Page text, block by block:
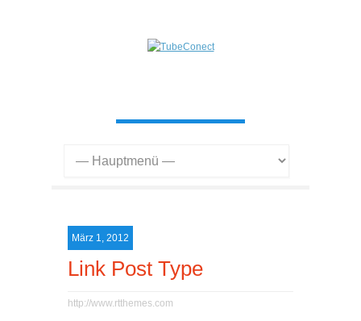
März 1, 2012
Link Post Type
http://www.rtthemes.com